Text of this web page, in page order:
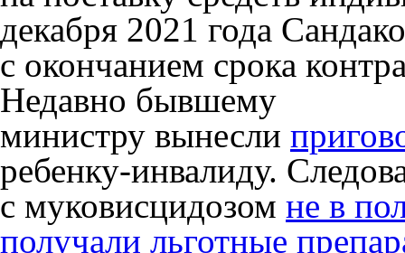
декабря 2021 года
с окончанием срока
Недавно бывшему
министру вынесли
ребенку-инвалиду.
с муковисцидозом не в
получали льготные